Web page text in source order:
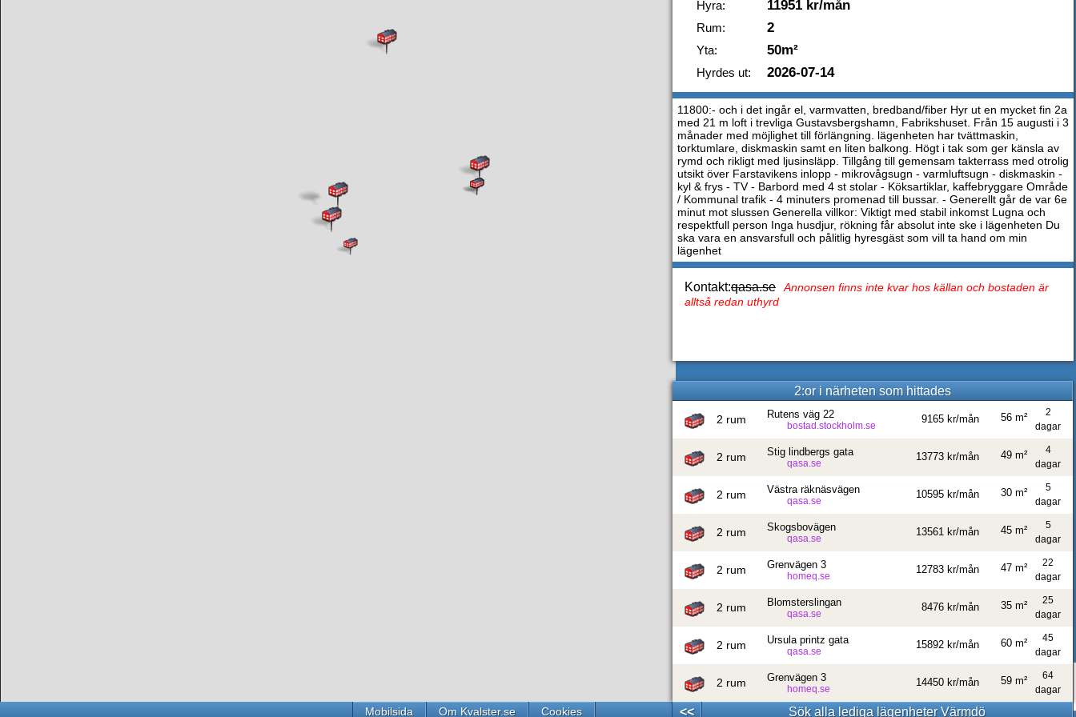
Hyra: 11951 kr/mån
Rum: 2
Yta: 50m²
Hyrdes ut: 2026-07-14
11800:- och i det ingår el, varmvatten, bredband/fiber Hyr ut en mycket fin 2a
med 21 m loft i trevliga Gustavsbergshamn, Fabrikshuset. Från 15 augusti i 3
månader med möjlighet till förlängning. lägenheten har tvättmaskin,
torktumlare, diskmaskin samt en liten balkong. Högt i tak som ger känsla av
rymd och rikligt med ljusinsläpp. Tillgång till gemensam takterrass med otrolig
utsikt över Farstavikens inlopp - mikrovågsugn - varmluftsugn - diskmaskin -
kyl & frys - TV - Barbord med 4 st stolar - Köksartiklar, kaffebryggare Område
/ Kommunal trafik - 4 minuters promenad till bussar. - Generellt går de var 6e
minut mot slussen Generella villkor: Viktigt med stabil inkomst Lugna och
respektfull person Inga husdjur, rökning får absolut inte ske i lägenheten Du
ska vara en ansvarsfull och pålitlig hyresgäst som vill ta hand om min
lägenhet
Kontakt:qasa.se
Annonsen finns inte kvar hos källan och bostaden är
alltså redan uthyrd
2:or i närheten som hittades
2 rum Rutens väg 22
bostad.stockholm.se
9165 kr/mån
2
dagar
56 m²
2 rum Stig lindbergs gata
qasa.se
13773 kr/mån
4
dagar
49 m²
2 rum Västra räknäsvägen
qasa.se
10595 kr/mån
5
dagar
30 m²
2 rum Skogsbovägen
qasa.se
13561 kr/mån
5
dagar
45 m²
2 rum Grenvägen 3
homeq.se
12783 kr/mån
22
dagar
47 m²
2 rum Blomsterslingan
qasa.se
8476 kr/mån
25
dagar
35 m²
2 rum Ursula printz gata
qasa.se
15892 kr/mån
45
dagar
60 m²
2 rum Grenvägen 3
homeq.se
14450 kr/mån
64
dagar
59 m²
<< Sök alla lediga lägenheter Värmdö
Mobilsida Om Kvalster.se Cookies